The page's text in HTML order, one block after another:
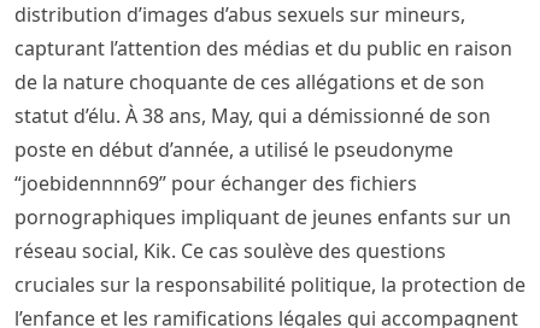
distribution d’images d’abus sexuels sur mineurs,
capturant l’attention des médias et du public en raison
de la nature choquante de ces allégations et de son
statut d’élu. À 38 ans, May, qui a démissionné de son
poste en début d’année, a utilisé le pseudonyme
“joebidennnn69” pour échanger des fichiers
pornographiques impliquant de jeunes enfants sur un
réseau social, Kik. Ce cas soulève des questions
cruciales sur la responsabilité politique, la protection de
l’enfance et les ramifications légales qui accompagnent